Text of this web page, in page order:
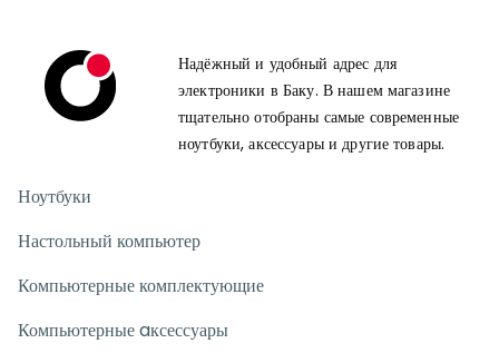
Надёжный и удобный адрес для
электроники в Баку. В нашем магазине
тщательно отобраны самые современные
ноутбуки, аксессуары и другие товары.
Ноутбуки
Настольный компьютер
Компьютерные комплектующие
Компьютерные aксессуары